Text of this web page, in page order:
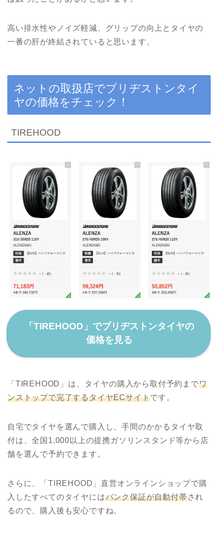
高い排水性やノイズ軽減、グリップの向上とタイヤの
一番の肝が終結されていると思います。
ネットの取扱店でブリヂストンタイ
ヤの価格をチェック！
TIREHOOD
「TIREHOOD」でブリヂストンタイヤの
価格を見る
「TIREHOOD」は、タイヤの購入から取付予約までワ
ンストップで完了するタイヤECサイトです。
自宅でタイヤを選んで購入し、手間のかかるタイヤ取
付は、全国1,000以上の提携ガソリンスタンド等から店
舗を選んで予約できます。
さらに、「TIREHOOD」直営オンラインショップで購
入したすべてのタイヤにはパンク保証が自動付帯され
るので、購入後も安心ですね。